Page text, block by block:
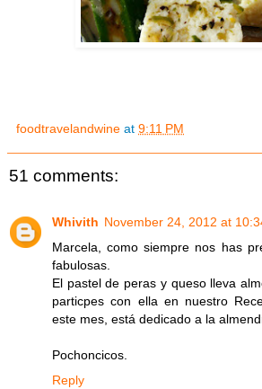
foodtravelandwine at 9:11 PM
51 comments:
Whivith November 24, 2012 at
Marcela, como siempre nos has
fabulosas.
El pastel de peras y queso lleva
particpes con ella en nuestro
este mes, está dedicado a la
Pochoncicos.
Reply